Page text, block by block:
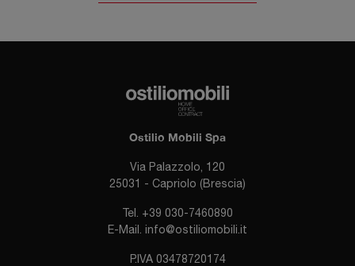
Ostilio Mobili Spa
Via Palazzolo, 120
25031 - Capriolo (Brescia)
Tel. +39 030-7460890
E-Mail. info@ostiliomobili.it
P.IVA 03478720174